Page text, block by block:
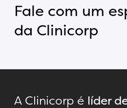
Fale com um
da Clinicorp
A Clinicorp é líder